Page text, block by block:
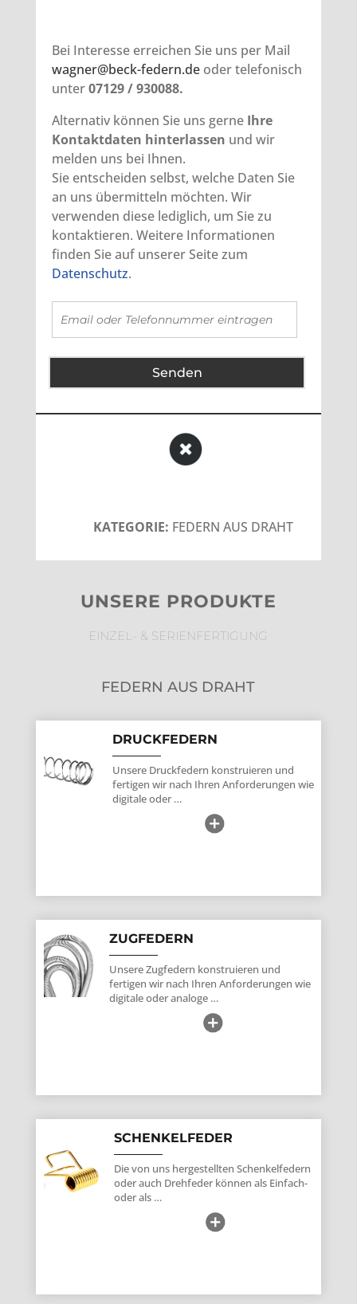
Bei Interesse erreichen Sie uns per Mail
wagner@beck-federn.deoder telefonisch
unter07129 / 930088.
Alternativ können Sie uns gerne Ihre
Kontaktdaten hinterlassen und wir
melden uns bei Ihnen.
Sie entscheiden selbst, welche Daten Sie
an uns übermitteln möchten. Wir
verwenden diese lediglich, um Sie zu
kontaktieren. Weitere Informationen
finden Sie auf unserer Seite zum
Datenschutz.
Senden
KATEGORIE: FEDERN AUS DRAHT
UNSERE PRODUKTE
EINZEL- & SERIENFERTIGUNG
FEDERN AUS DRAHT
DRUCKFEDERN
Unsere Druckfedern konstruieren und
fertigen wir nach Ihren Anforderungen wie
digitale oder …
ZUGFEDERN
Unsere Zugfedern konstruieren und
fertigen wir nach Ihren Anforderungen wie
digitale oder analoge …
SCHENKELFEDER
Die von uns hergestellten Schenkelfedern
oder auch Drehfeder können als Einfach-
oder als …